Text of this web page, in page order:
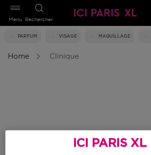
Rechercher
PARFUM VISAGE MAQUILLAGE
Menu
Home Clinique
ICI PARIS XL